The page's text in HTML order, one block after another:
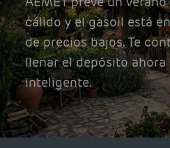
cálido y el gasoil está
de precios bajos. Te
llenar el depósito ahora
inteligente.